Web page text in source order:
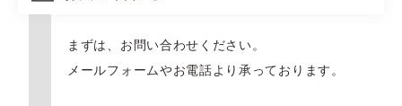
まずは、お問い合わせください。
メールフォームやお電話より承っております。